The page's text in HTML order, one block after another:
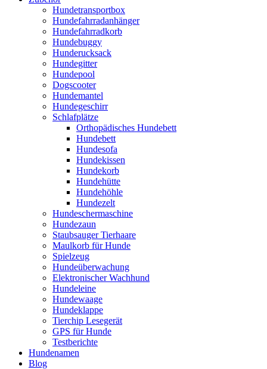
Hundetransportbox
Hundefahrradanhänger
Hundefahrradkorb
Hundebuggy
Hunderucksack
Hundegitter
Hundepool
Dogscooter
Hundemantel
Hundegeschirr
Schlafplätze
Orthopädisches Hundebett
Hundebett
Hundesofa
Hundekissen
Hundekorb
Hundehütte
Hundehöhle
Hundezelt
Hundeschermaschine
Hundezaun
Staubsauger Tierhaare
Maulkorb für Hunde
Spielzeug
Hundeüberwachung
Elektronischer Wachhund
Hundeleine
Hundewaage
Hundeklappe
Tierchip Lesegerät
GPS für Hunde
Testberichte
Hundenamen
Blog